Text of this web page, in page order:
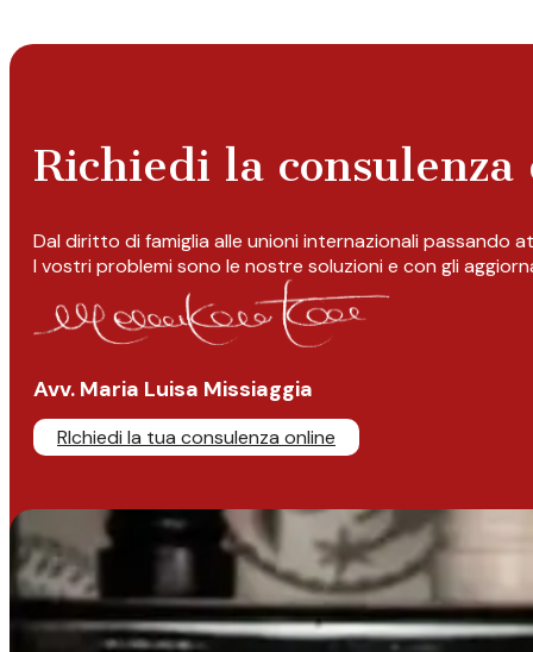
Richiedi la
Dal diritto di famiglia alle unioni internazionali passando
I vostri problemi sono le nostre soluzioni e con gli
Avv. Maria Luisa Missiaggia
RIchiedi la tua consulenza online